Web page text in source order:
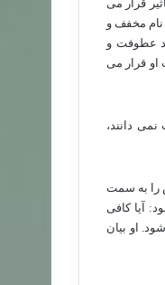
قرار می
نام مخفف و
عطوفت و
او قرار می
دانند،
را به سمت
آیا کافی
او بیان